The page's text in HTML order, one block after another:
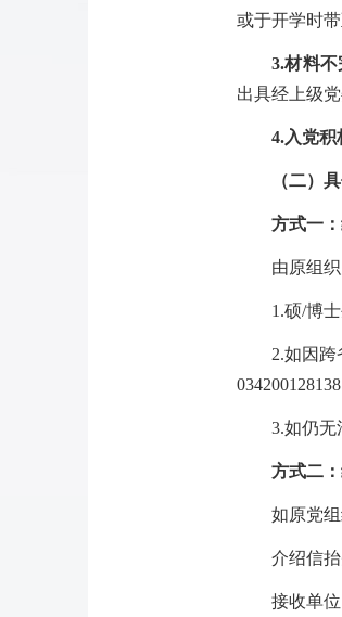
或于开学时
3.材料不
出具经上级
4.入党积
（二）
方式一
由原组
1.硕/博
2.如因
034200128138
3.如仍无
方式二：
如原党
介绍信
接收单